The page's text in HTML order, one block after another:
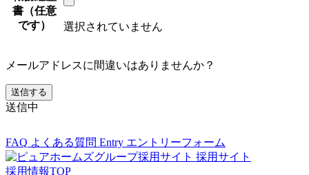
書（任意
です）
選択されていません
メールアドレスに間違いはありませんか？
送信中
FAQ よくある質問 Entry エントリーフォーム
採用サイト
採用情報TOP